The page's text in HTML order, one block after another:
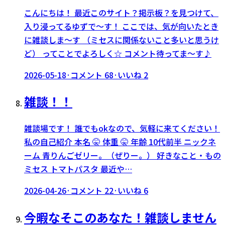
こんにちは！ 最近このサイト？掲示板？を見つけて、
入り浸ってるゆずで〜す！ ここでは、気が向いたとき
に雑談しま〜す （ミセスに関係ないこと多いと思うけ
ど） ってことでよろしく☆ コメント待ってま〜す♪
2026-05-18· コメント 68· いいね 2
雑談！！
雑談場です！ 誰でもokなので、気軽に来てください！
私の自己紹介 本名 🤫 体重 🤫 年齢 10代前半 ニックネ
ーム 青りんごゼリー。（ぜりー。） 好きなこと・もの
ミセス トマトパスタ 最近や…
2026-04-26· コメント 22· いいね 6
今暇なそこのあなた！雑談しません